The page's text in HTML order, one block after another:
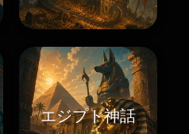
エジプト神話